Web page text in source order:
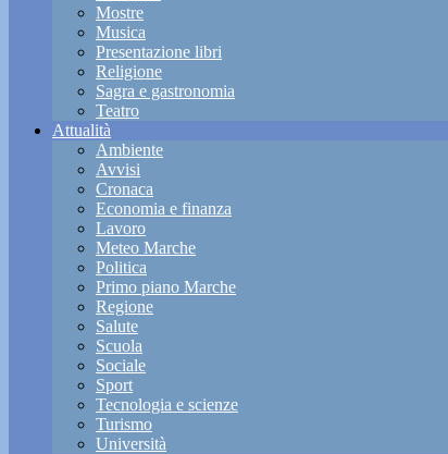
Mostre
Musica
Presentazione libri
Religione
Sagra e gastronomia
Teatro
Attualità
Ambiente
Avvisi
Cronaca
Economia e finanza
Lavoro
Meteo Marche
Politica
Primo piano Marche
Regione
Salute
Scuola
Sociale
Sport
Tecnologia e scienze
Turismo
Università